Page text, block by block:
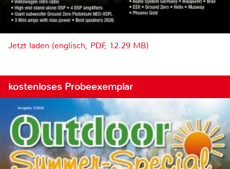
Jetzt laden (englisch, PDF, 12.29 MB)
kostenloses Probeexemplar